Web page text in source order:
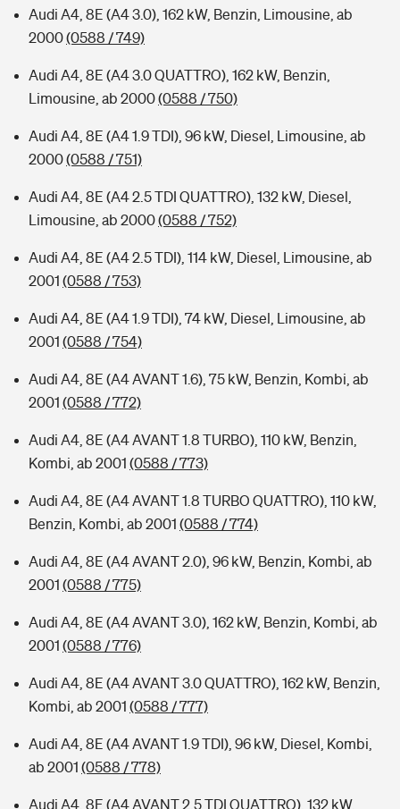
Audi A4, 8E (A4 3.0), 162 kW, Benzin, Limousine, ab
2000(0588 / 749)
Audi A4, 8E (A4 3.0 QUATTRO), 162 kW, Benzin,
Limousine, ab 2000(0588 / 750)
Audi A4, 8E (A4 1.9 TDI), 96 kW, Diesel, Limousine, ab
2000(0588 / 751)
Audi A4, 8E (A4 2.5 TDI QUATTRO), 132 kW, Diesel,
Limousine, ab 2000(0588 / 752)
Audi A4, 8E (A4 2.5 TDI), 114 kW, Diesel, Limousine, ab
2001 (0588 / 753)
Audi A4, 8E (A4 1.9 TDI), 74 kW, Diesel, Limousine, ab
2001 (0588 / 754)
Audi A4, 8E (A4 AVANT 1.6), 75 kW, Benzin, Kombi, ab
2001 (0588 / 772)
Audi A4, 8E (A4 AVANT 1.8 TURBO), 110 kW, Benzin,
Kombi, ab 2001 (0588 / 773)
Audi A4, 8E (A4 AVANT 1.8 TURBO QUATTRO), 110 kW,
Benzin, Kombi, ab 2001 (0588 / 774)
Audi A4, 8E (A4 AVANT 2.0), 96 kW, Benzin, Kombi, ab
2001 (0588 / 775)
Audi A4, 8E (A4 AVANT 3.0), 162 kW, Benzin, Kombi, ab
2001 (0588 / 776)
Audi A4, 8E (A4 AVANT 3.0 QUATTRO), 162 kW, Benzin,
Kombi, ab 2001 (0588 / 777)
Audi A4, 8E (A4 AVANT 1.9 TDI), 96 kW, Diesel, Kombi,
ab 2001 (0588 / 778)
Audi A4, 8E (A4 AVANT 2.5 TDI QUATTRO), 132 kW,